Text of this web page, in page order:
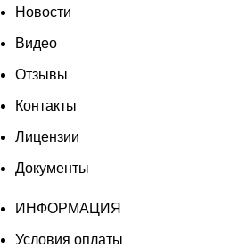
Новости
Видео
Отзывы
Контакты
Лицензии
Документы
ИНФОРМАЦИЯ
Условия оплаты